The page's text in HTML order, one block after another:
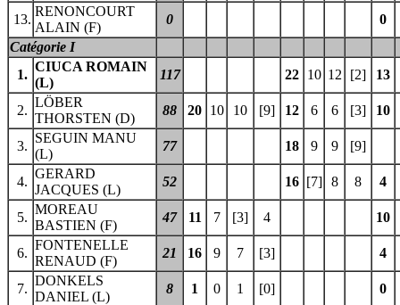
13.
RENONCOURT
ALAIN (F)
0
0
Catégorie I
1.
CIUCA ROMAIN
(L)
117 22 10 12 [2] 13
2.
LÖBER
THORSTEN (D)
88 20 10 10 [9] 12 6 6 [3] 10
3.
SEGUIN MANU
(L)
77 18 9 9 [9]
4.
GERARD
JACQUES (L)
52 16 [7] 8 8 4
5.
MOREAU
BASTIEN (F)
47 11 7 [3] 4 10
6.
FONTENELLE
RENAUD (F)
21 16 9 7 [3] 4
7.
DONKELS
DANIEL (L)
8 1 0 1 [0] 0